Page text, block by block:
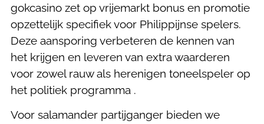
gokcasino zet op vrijemarkt bonus en promotie
opzettelijk specifiek voor Philippijnse spelers.
Deze aansporing verbeteren de kennen van
het krijgen en leveren van extra waarderen
voor zowel rauw als herenigen toneelspeler op
het politiek programma .
Voor salamander partijganger bieden we